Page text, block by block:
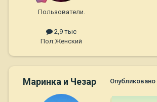
Пользователи.
2,9 тыс
Пол:Женский
Маринка и Чезар Опубликовано